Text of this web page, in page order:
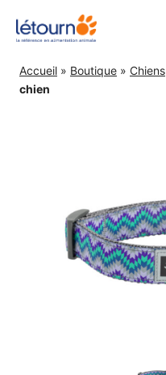
Accueil » Boutique » Chiens
chien